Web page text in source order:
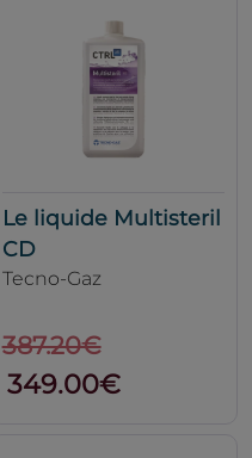
Le liquide Multisteril
CD
Tecno-Gaz
387.20€
349.00€